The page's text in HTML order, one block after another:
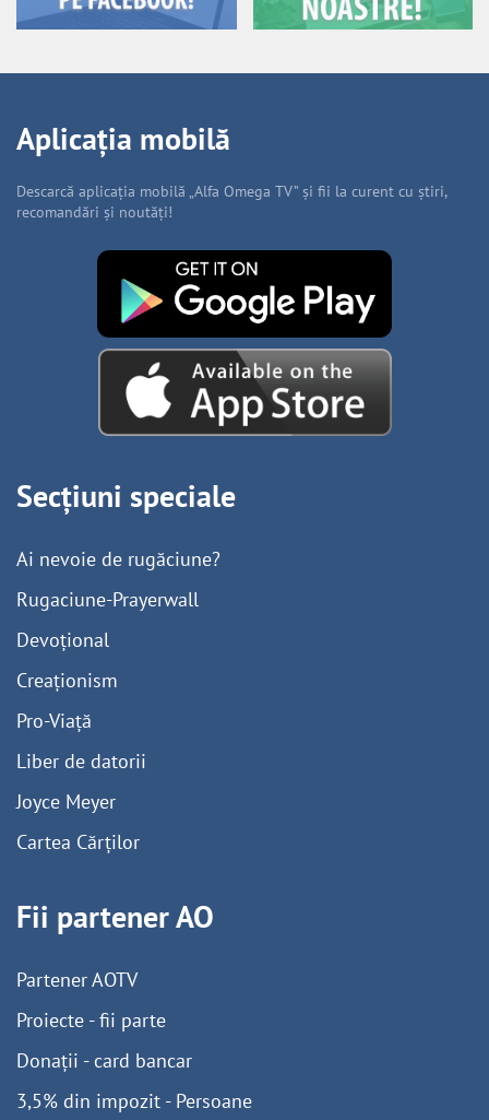
Aplicația mobilă
Descarcă aplicația mobilă „Alfa Omega TV” și fii la curent cu știri,
recomandări și noutăți!
Secțiuni speciale
Ai nevoie de rugăciune?
Rugaciune-Prayerwall
Devoțional
Creaționism
Pro-Viață
Liber de datorii
Joyce Meyer
Cartea Cărților
Fii partener AO
Partener AOTV
Proiecte - fii parte
Donații - card bancar
3,5% din impozit - Persoane